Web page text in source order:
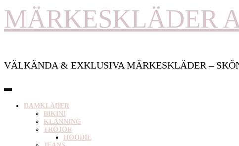
MÄRKESKLÄDER
VÄLKÄNDA & EXKLUSIVA MÄRKESKLÄDER –
DAMKLÄDER
BIKINI
KLÄNNING
TRÖJOR
HOODIE